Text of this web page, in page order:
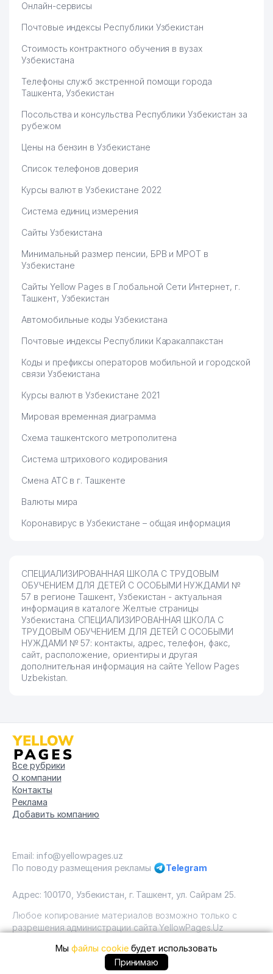
Онлайн-сервисы
Почтовые индексы Республики Узбекистан
Стоимость контрактного обучения в вузах
Узбекистана
Телефоны служб экстренной помощи города
Ташкента, Узбекистан
Посольства и консульства Республики Узбекистан за
рубежом
Цены на бензин в Узбекистане
Список телефонов доверия
Курсы валют в Узбекистане 2022
Система единиц измерения
Сайты Узбекистана
Минимальный размер пенсии, БРВ и МРОТ в
Узбекистане
Сайты Yellow Pages в Глобальной Сети Интернет, г.
Ташкент, Узбекистан
Автомобильные коды Узбекистана
Почтовые индексы Республики Каракалпакстан
Коды и префиксы операторов мобильной и городской
связи Узбекистана
Курсы валют в Узбекистане 2021
Мировая временная диаграмма
Схема ташкентского метрополитена
Система штрихового кодирования
Смена АТС в г. Ташкенте
Валюты мира
Коронавирус в Узбекистане – общая информация
СПЕЦИАЛИЗИРОВАННАЯ ШКОЛА С ТРУДОВЫМ
ОБУЧЕНИЕМ ДЛЯ ДЕТЕЙ С ОСОБЫМИ НУЖДАМИ №
57 в регионе Ташкент, Узбекистан - актуальная
информация в каталоге Желтые страницы
Узбекистана. СПЕЦИАЛИЗИРОВАННАЯ ШКОЛА С
ТРУДОВЫМ ОБУЧЕНИЕМ ДЛЯ ДЕТЕЙ С ОСОБЫМИ
НУЖДАМИ № 57: контакты, адрес, телефон, факс,
сайт, расположение, ориентиры и другая
дополнительная информация на сайте Yellow Pages
Uzbekistan.
+99871 ... позвонить
Все рубрики
О компании
Контакты
Реклама
Добавить компанию
Email: info@yellowpages.uz
По поводу размещения рекламы
Telegram
Адрес: 100170, Узбекистан, г. Ташкент, ул. Сайрам 25.
Любое копирование материалов возможно только с
разрешения администрации сайта YellowPages.Uz
Copyright © Yellow Pages Uzbekistan, 2009 - 2026 / ООО
"Yellow Pages". Все права защищены All rights reserved.
Мыфайлы cookieбудет использовать
Принимаю